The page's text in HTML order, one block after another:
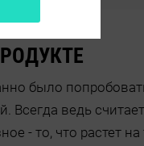
было
Всегда ведь
- то, что растет